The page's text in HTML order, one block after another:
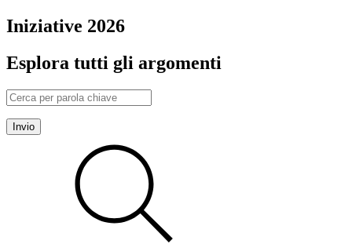
Iniziative 2026
Esplora tutti gli argomenti
Invio